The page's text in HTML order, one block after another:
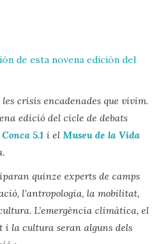
de esta novena edición del
crisis encadenades que vivim.
edició del cicle de debats
5.1 i elMuseu de la Vida
quinze experts de camps
l’antropologia, la mobilitat,
L’emergència climàtica, el
i la cultura seran alguns dels